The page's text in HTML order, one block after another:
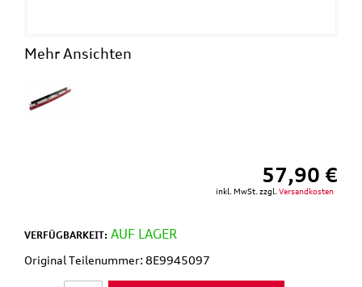
Mehr Ansichten
57,90 €
inkl. MwSt. zzgl. Versandkosten
VERFÜGBARKEIT: AUF LAGER
Original Teilenummer: 8E9945097